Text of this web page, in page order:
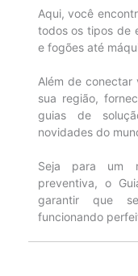
Aqui, você
todos os tipos de
e fogões até
Além de conectar
sua região,
guias de
novidades do
Seja para um
preventiva, o
garantir que
funcionando